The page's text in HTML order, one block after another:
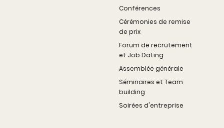
Conférences
Cérémonies de remise
de prix
Forum de recrutement
et Job Dating
Assemblée générale
Séminaires et Team
building
Soirées d'entreprise